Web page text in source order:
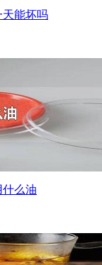
天能坏吗
么油